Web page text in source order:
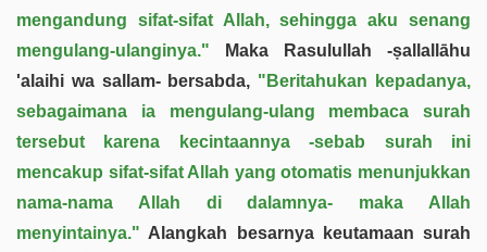
mengandung sifat-sifat Allah, sehingga aku senang
mengulang-ulanginya." Maka Rasulullah -ṣallallāhu
'alaihi wa sallam- bersabda, "Beritahukan kepadanya,
sebagaimana ia mengulang-ulang membaca surah
tersebut karena kecintaannya -sebab surah ini
mencakup sifat-sifat Allah yang otomatis menunjukkan
nama-nama Allah di dalamnya- maka Allah
menyintainya." Alangkah besarnya keutamaan surah